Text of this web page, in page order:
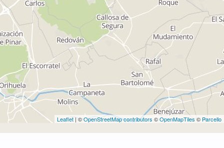
Leaflet | ©OpenStreetMap contributors ©OpenMapTiles © Parcello